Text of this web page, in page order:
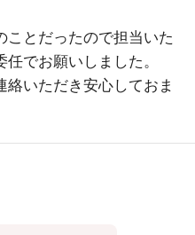
ことだったので担当いた
でお願いしました。
絡いただき安心しておま